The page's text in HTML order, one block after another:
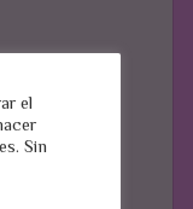
el
Sin